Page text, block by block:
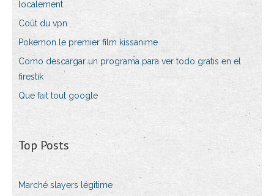
localement.
Coût du vpn
Pokemon le premier film kissanime
Como descargar un programa para ver todo gratis en el
firestik
Que fait tout google
Top Posts
Marché slayers légitime